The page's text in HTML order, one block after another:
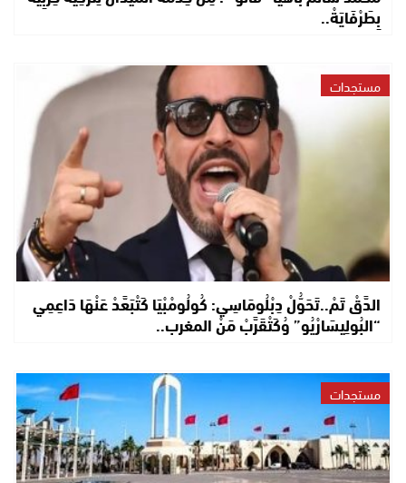
بِطَرْفَايَةْ..
مستجدات
الدَّقْ تَمْ..تَحَوُّلْ دِبْلُومَاسِي: كُولُومْبْيَا كَتْبَعَّدْ عَنْهَا دَاعِمِي
“البُولِيسَارْيُو” وُكَتْقَرَّبْ مَنْ المغرب..
مستجدات